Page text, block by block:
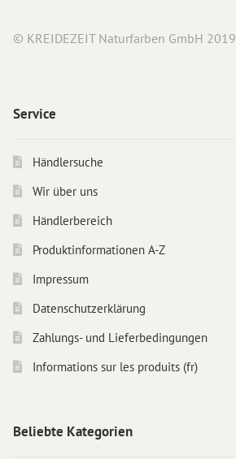
© KREIDEZEIT Naturfarben GmbH 2019
Service
Händlersuche
Wir über uns
Händlerbereich
Produktinformationen A-Z
Impressum
Datenschutzerklärung
Zahlungs- und Lieferbedingungen
Informations sur les produits (fr)
Beliebte Kategorien